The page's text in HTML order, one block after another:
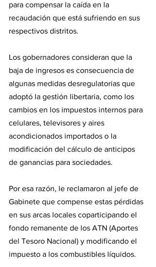
para compensar la caída en la
recaudación que está sufriendo en sus
respectivos distritos.
Los gobernadores consideran que la
baja de ingresos es consecuencia de
algunas medidas desregulatorias que
adoptó la gestión libertaria, como los
cambios en los impuestos internos para
celulares, televisores y aires
acondicionados importados o la
modificación del cálculo de anticipos
de ganancias para sociedades.
Por esa razón, le reclamaron al jefe de
Gabinete que compense estas pérdidas
en sus arcas locales coparticipando el
fondo remanente de los ATN (Aportes
del Tesoro Nacional) y modificando el
impuesto a los combustibles líquidos.